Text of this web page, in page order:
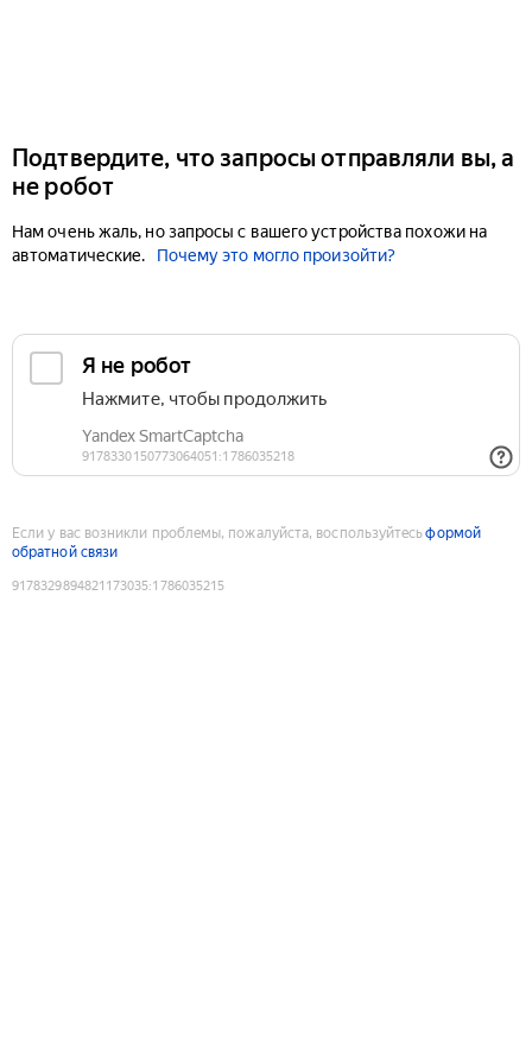
Подтвердите, что запросы отправляли вы, а
не робот
Нам очень жаль, но запросы с вашего устройства похожи на
автоматические.
Почему это могло произойти?
Если у вас возникли проблемы, пожалуйста, воспользуйтесьформой
обратной связи
9178329894821173035:1786035215